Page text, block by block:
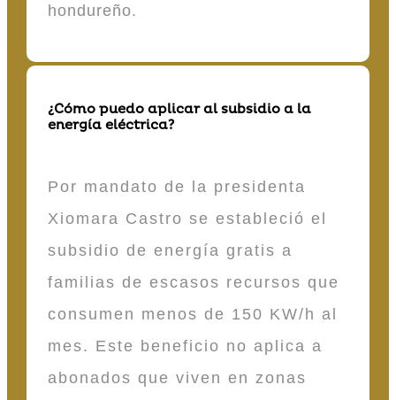
hondureño.
¿Cómo puedo aplicar al subsidio a la
energía eléctrica?
Por mandato de la presidenta
Xiomara Castro se estableció el
subsidio de energía gratis a
familias de escasos recursos que
consumen menos de 150 KW/h al
mes. Este beneficio no aplica a
abonados que viven en zonas